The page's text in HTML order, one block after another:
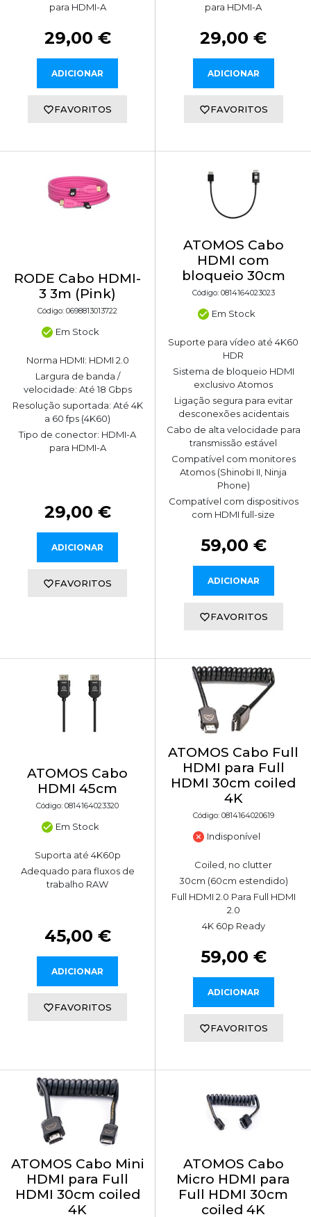
para HDMI-A
29,00 €
ADICIONAR
FAVORITOS
para HDMI-A
29,00 €
ADICIONAR
FAVORITOS
RODE Cabo HDMI-
3 3m (Pink)
Código: 0698813013722
Em Stock
Norma HDMI: HDMI 2.0
Largura de banda /
velocidade: Até 18 Gbps
Resolução suportada: Até 4K
a 60 fps (4K60)
Tipo de conector: HDMI-A
para HDMI-A
29,00 €
ADICIONAR
FAVORITOS
ATOMOS Cabo
HDMI com
bloqueio 30cm
Código: 0814164023023
Em Stock
Suporte para vídeo até 4K60
HDR
Sistema de bloqueio HDMI
exclusivo Atomos
Ligação segura para evitar
desconexões acidentais
Cabo de alta velocidade para
transmissão estável
Compatível com monitores
Atomos (Shinobi II, Ninja
Phone)
Compatível com dispositivos
com HDMI full-size
59,00 €
ADICIONAR
FAVORITOS
ATOMOS Cabo
HDMI 45cm
Código: 0814164023320
Em Stock
Suporta até 4K60p
Adequado para fluxos de
trabalho RAW
45,00 €
ADICIONAR
FAVORITOS
ATOMOS Cabo Full
HDMI para Full
HDMI 30cm coiled
4K
Código: 0814164020619
Indisponível
Coiled, no clutter
30cm (60cm estendido)
Full HDMI 2.0 Para Full HDMI
2.0
4K 60p Ready
59,00 €
ADICIONAR
FAVORITOS
ATOMOS Cabo Mini
HDMI para Full
HDMI 30cm coiled
4K
ATOMOS Cabo
Micro HDMI para
Full HDMI 30cm
coiled 4K